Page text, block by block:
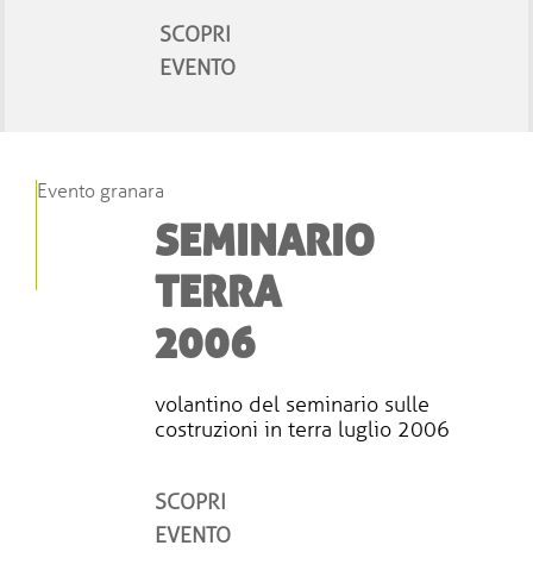
SCOPRI
EVENTO
Evento granara
SEMINARIO
TERRA
2006
volantino del seminario sulle
costruzioni in terra luglio 2006
SCOPRI
EVENTO